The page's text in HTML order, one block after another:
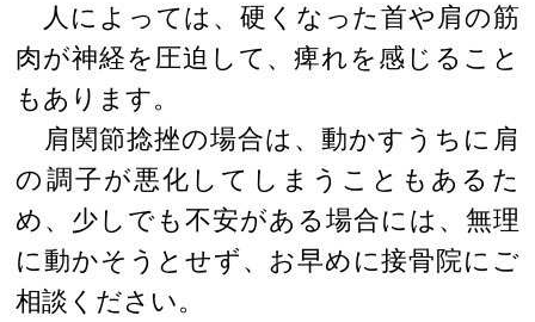
人によっては、硬くなった首や肩の筋
肉が神経を圧迫して、痺れを感じること
もあります。
肩関節捻挫の場合は、動かすうちに肩
の調子が悪化してしまうこともあるた
め、少しでも不安がある場合には、無理
に動かそうとせず、お早めに接骨院にご
相談ください。